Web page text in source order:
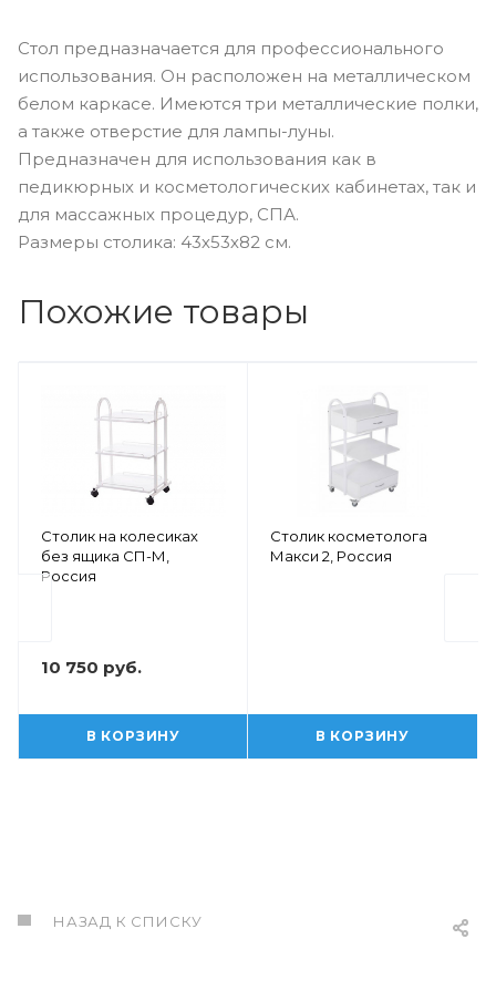
Стол предназначается для профессионального
использования. Он расположен на металлическом
белом каркасе. Имеются три металлические полки,
а также отверстие для лампы-луны.
Предназначен для использования как в
педикюрных и косметологических кабинетах, так и
для массажных процедур, СПА.
Размеры столика: 43х53х82 см.
Похожие товары
Столик на колесиках
без ящика СП-М,
Россия
10 750 руб.
В КОРЗИНУ
Столик косметолога
Макси 2, Россия
В КОРЗИНУ
НАЗАД К СПИСКУ